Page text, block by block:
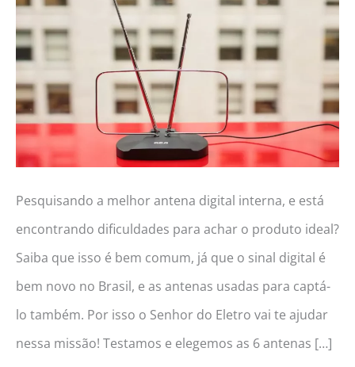
Pesquisando a melhor antena digital interna, e está
encontrando dificuldades para achar o produto ideal?
Saiba que isso é bem comum, já que o sinal digital é
bem novo no Brasil, e as antenas usadas para captá-
lo também. Por isso o Senhor do Eletro vai te ajudar
nessa missão! Testamos e elegemos as 6 antenas […]